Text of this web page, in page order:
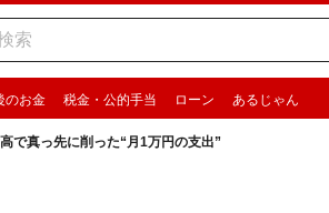
のお金 税金・公的手当 ローン あるじゃん
で真っ先に削った“月1万円の支出”